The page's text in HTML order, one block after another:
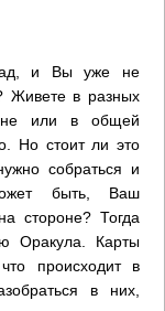
и Вы уже не
Живете в разных
или в общей
Но стоит ли это
собраться и
быть, Ваш
стороне? Тогда
Оракула. Карты
происходит в
в них,